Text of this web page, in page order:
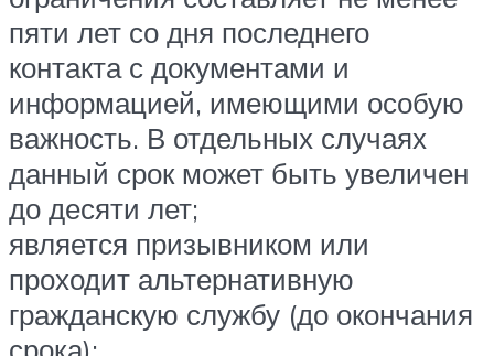
пяти лет со дня последнего
контакта с документами и
информацией, имеющими особую
важность. В отдельных случаях
данный срок может быть увеличен
до десяти лет;
является призывником или
проходит альтернативную
гражданскую службу (до окончания